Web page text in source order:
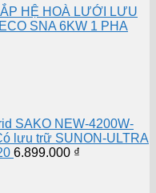
HỆ HOÀ LƯỚI LƯU
SNA 6KW 1 PHA
SAKO NEW-4200W-
lưu trữ SUNON-ULTRA
6.899.000 ₫